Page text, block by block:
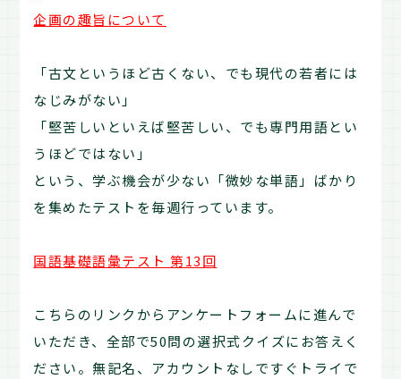
企画の趣旨について
「古文というほど古くない、でも現代の若者には
なじみがない」
「堅苦しいといえば堅苦しい、でも専門用語とい
うほどではない」
という、学ぶ機会が少ない「微妙な単語」ばかり
を集めたテストを毎週行っています。
国語基礎語彙テスト 第13回
こちらのリンクからアンケートフォームに進んで
いただき、全部で50問の選択式クイズにお答えく
ださい。無記名、アカウントなしですぐトライで